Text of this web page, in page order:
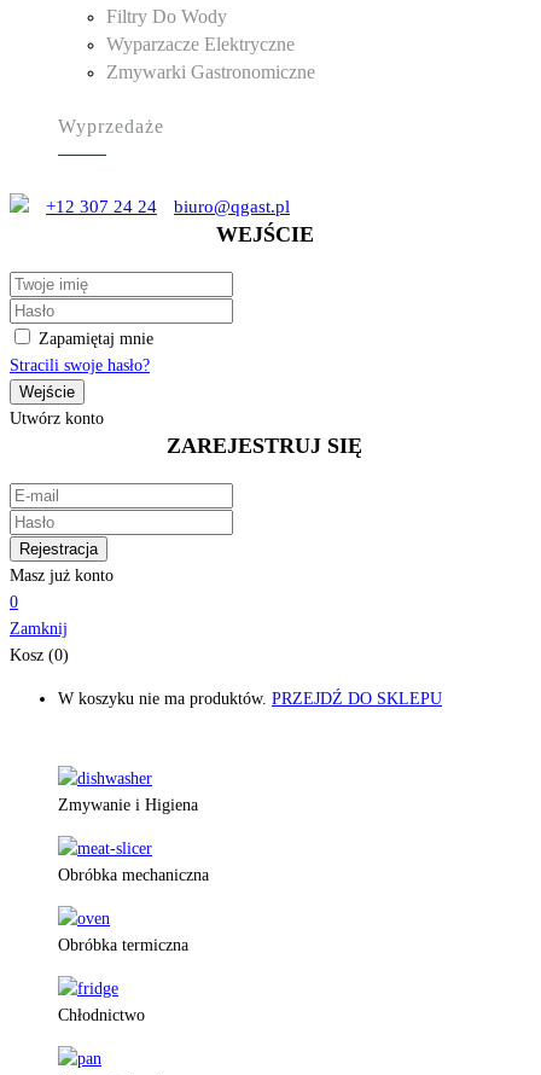
Filtry Do Wody
Wyparzacze Elektryczne
Zmywarki Gastronomiczne
Wyprzedaże
+12 307 24 24 biuro@qgast.pl
WEJŚCIE
Zapamiętaj mnie
Stracili swoje hasło?
Utwórz konto
ZAREJESTRUJ SIĘ
Masz już konto
0
Zamknij
Kosz (0)
W koszyku nie ma produktów. PRZEJDŹ DO SKLEPU
Zmywanie i Higiena
Obróbka mechaniczna
Obróbka termiczna
Chłodnictwo